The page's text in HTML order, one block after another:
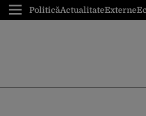
PoliticăActualitateExterne